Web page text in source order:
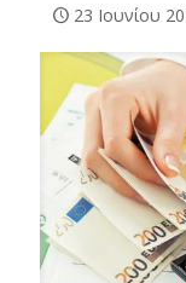
23 Ιουνίου